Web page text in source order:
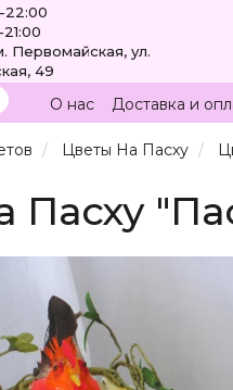
22:00
Первомайская, ул.
49
О нас Доставка и
Цветы На Пасху
Пасху